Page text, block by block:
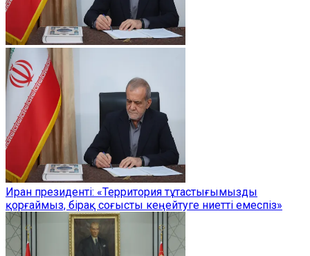
Иран президенті: «Территория тұтастығымызды
қорғаймыз, бірақ соғысты кеңейтуге ниетті емеспіз»